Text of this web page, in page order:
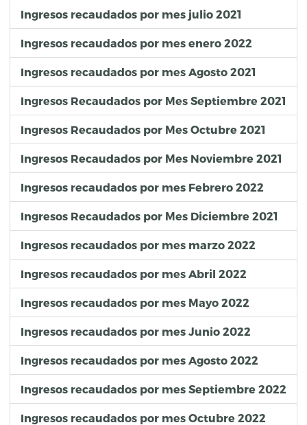
Ingresos recaudados por mes julio 2021
Ingresos recaudados por mes enero 2022
Ingresos recaudados por mes Agosto 2021
Ingresos Recaudados por Mes Septiembre 2021
Ingresos Recaudados por Mes Octubre 2021
Ingresos Recaudados por Mes Noviembre 2021
Ingresos recaudados por mes Febrero 2022
Ingresos Recaudados por Mes Diciembre 2021
Ingresos recaudados por mes marzo 2022
Ingresos recaudados por mes Abril 2022
Ingresos recaudados por mes Mayo 2022
Ingresos recaudados por mes Junio 2022
Ingresos recaudados por mes Agosto 2022
Ingresos recaudados por mes Septiembre 2022
Ingresos recaudados por mes Octubre 2022